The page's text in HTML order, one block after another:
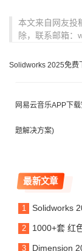
本文来自网友投
除，联系邮箱：
Solidworks 2025免费
网易云音乐APP下
题解决方案)
最新文章
Solidworks
1000+套 红
Dimension